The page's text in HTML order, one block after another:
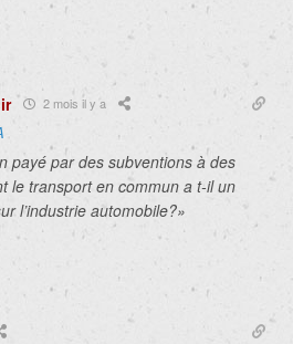
2 mois il y a
payé par des subventions à des
le transport en commun a t-il un
l’industrie automobile?»